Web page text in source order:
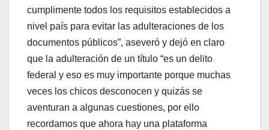
cumplimente todos los requisitos establecidos a
nivel país para evitar las adulteraciones de los
documentos públicos”, aseveró y dejó en claro
que la adulteración de un título “es un delito
federal y eso es muy importante porque muchas
veces los chicos desconocen y quizás se
aventuran a algunas cuestiones, por ello
recordamos que ahora hay una plataforma